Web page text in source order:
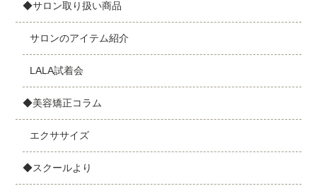
◆サロン取り扱い商品
サロンのアイテム紹介
LALA試着会
◆美容矯正コラム
エクササイズ
◆スクールより